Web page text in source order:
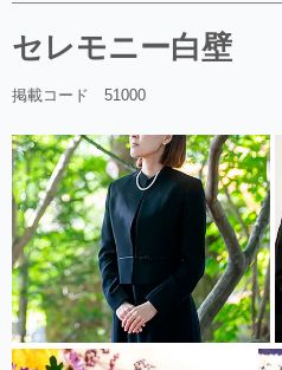
セレモニー白壁
掲載コード 51000